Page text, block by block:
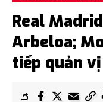
Real
Arbeloa;
tiếp quản